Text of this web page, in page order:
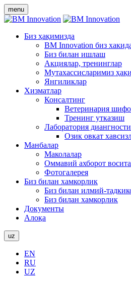
menu
Биз ҳақимизда
BM Innovation биз
Биз билан ишлаш
Акциялар, тренинглар
Мутахассисларимиз
Янгиликлар
Хизматлар
Консалтинг
Ветеринария
Тренинг утказиш
Лаборатория
Озик овкат
Манбалар
Маколалар
Оммавий ахборот
Фотогалерея
Биз билан хамкорлик
Биз билан илмий-
Биз билан хамкорлик
Документы
Алоқа
uz
EN
RU
UZ